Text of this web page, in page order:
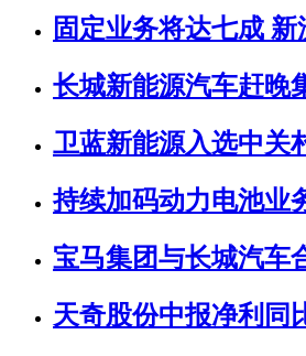
固定业务将达七成
长城新能源汽车赶晚
卫蓝新能源入选中关
持续加码动力电池业
宝马集团与长城汽车
天奇股份中报净利同